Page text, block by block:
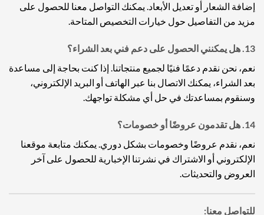
إضافة الشعار أو تعديل الأبعاد. يمكنك التواصل معنا للحصول على
مزيد من التفاصيل حول خيارات التخصيص المتاحة.
13. هل يمكنني الحصول على دعم فني بعد الشراء؟
نعم، نحن نقدم دعمًا فنيًا لجميع منتجاتنا. إذا كنت بحاجة إلى مساعدة
بعد الشراء، يمكنك الاتصال بنا عبر الهاتف أو البريد الإلكتروني،
وسنقوم بمساعدتك في حل أي مشكلة تواجهك.
14. هل تقدمون عروضًا أو خصومات؟
نعم، نقدم عروضًا وخصومات بشكل دوري. يمكنك متابعة موقعنا
الإلكتروني أو الاشتراك في نشرتنا الإخبارية للحصول على آخر
العروض والتحديثات.
للتواصل معنا: